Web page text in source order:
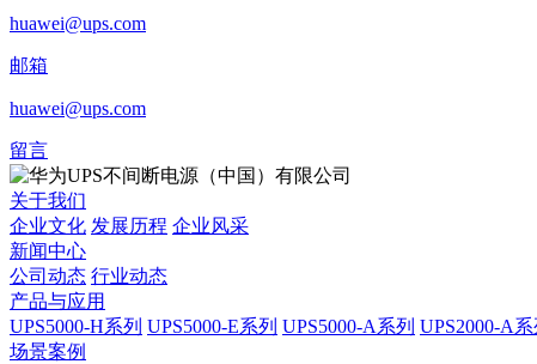
huawei@ups.com
邮箱
huawei@ups.com
留言
关于我们
企业文化 发展历程 企业风采
新闻中心
公司动态 行业动态
产品与应用
UPS5000-H系列 UPS5000-E系列 UPS5000-A系列 UPS2000-A系
场景案例